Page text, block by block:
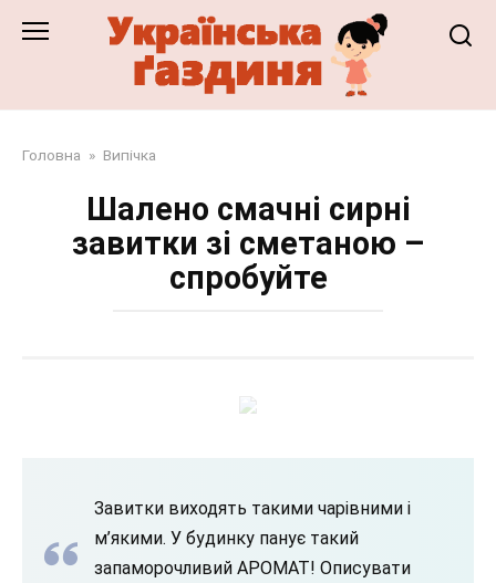
Головна » Випічка
Шалено смачні сирні
завитки зі сметаною –
спробуйте
Завитки виходять такими чарівними і
м’якими. У будинку панує такий
запаморочливий АРОМАТ! Описувати